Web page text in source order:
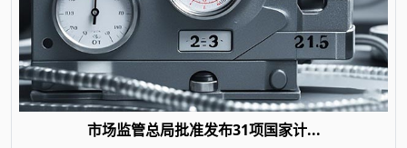
市场监管总局批准发布31项国家计...